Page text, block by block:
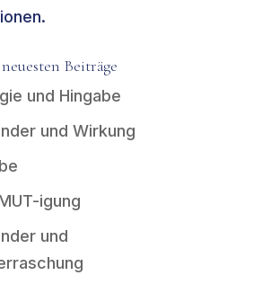
Beiträge
und Hingabe
und Wirkung
igung
und